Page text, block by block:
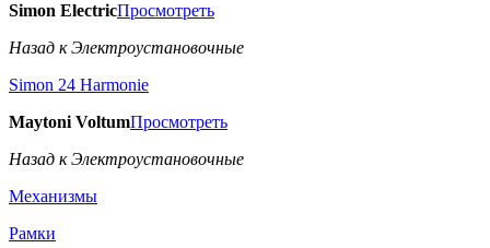
Simon ElectricПросмотреть
Назад к Электроустановочные
Simon 24 Harmonie
Maytoni VoltumПросмотреть
Назад к Электроустановочные
Механизмы
Рамки